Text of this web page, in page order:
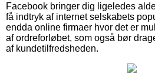
Facebook bringer dig ligeledes
få indtryk af internet selskabets
endda online firmaer hvor det er
af ordreforløbet, som også bør
af kundetilfredsheden.